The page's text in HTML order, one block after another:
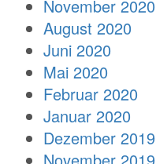
November 2020
August 2020
Juni 2020
Mai 2020
Februar 2020
Januar 2020
Dezember 2019